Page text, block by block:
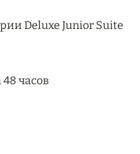
ПО ЛУЧШИМ
Deluxe Junior Suite
часов